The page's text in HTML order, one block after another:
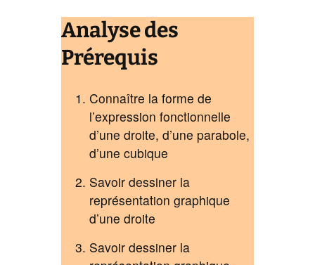
Analyse des
Prérequis
Connaître la forme de
l’expression fonctionnelle
d’une droite, d’une parabole,
d’une cubique
Savoir dessiner la
représentation graphique
d’une droite
Savoir dessiner la